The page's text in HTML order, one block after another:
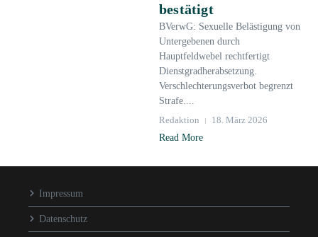
bestätigt
BVerwG: Sexuelle Belästigung von
Untergebenen durch
Hauptfeldwebel rechtfertigt
Dienstgradherabsetzung.
Verschlechterungsverbot begrenzt
Strafe....
Redaktion
18. März 2026
Read More
Impressum
Datenschutz